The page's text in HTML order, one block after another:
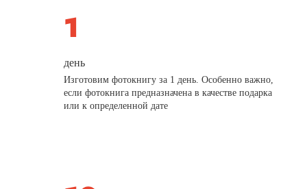
день
Изготовим фотокнигу за 1 день. Особенно важно,
если фотокнига предназначена в качестве подарка
или к определенной дате